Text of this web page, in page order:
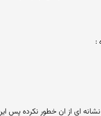
ای از ان خطور نکرده پس